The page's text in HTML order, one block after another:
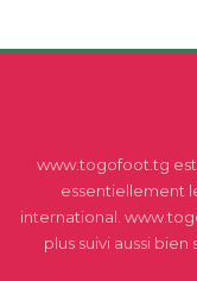
www.togofoot.tg est
essentiellement
international.
plus suivi aussi